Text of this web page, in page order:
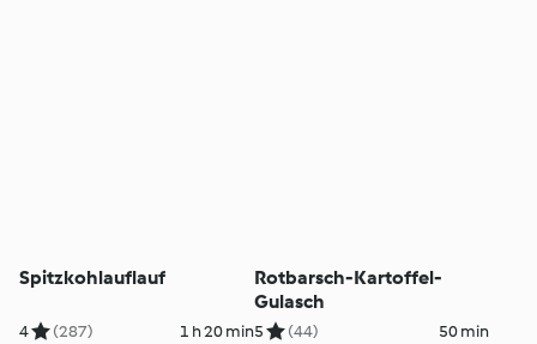
Spitzkohlauflauf
4 (287) 1 h 20 min
Rotbarsch-Kartoffel-
Gulasch
5 (44) 50 min